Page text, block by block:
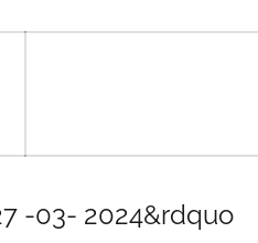
-03- 2024&rdquo